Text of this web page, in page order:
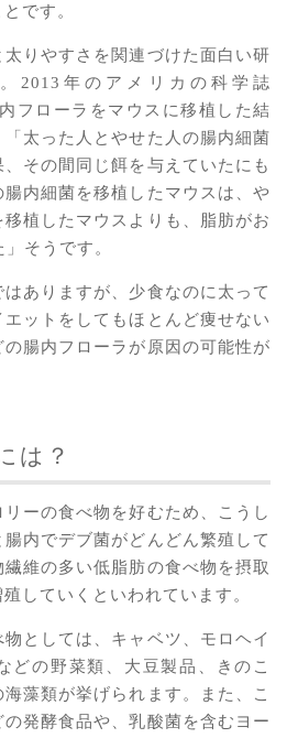
です。
りやすさを関連づけた面白い研
2013年のアメリカの科学誌
フローラをマウスに移植した結
太った人とやせた人の腸内細菌
その間同じ餌を与えていたにも
内細菌を移植したマウスは、や
植したマウスよりも、脂肪がお
そうです。
はありますが、少食なのに太って
ットをしてもほとんど痩せない
腸内フローラが原因の可能性が
は？
ーの食べ物を好むため、こうし
内でデブ菌がどんどん繁殖して
維の多い低脂肪の食べ物を摂取
していくといわれています。
としては、キャベツ、モロヘイ
どの野菜類、大豆製品、きのこ
藻類が挙げられます。また、こ
発酵食品や、乳酸菌を含むヨー